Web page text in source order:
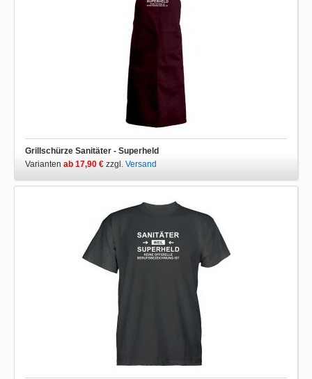
Grillschürze Sanitäter - Superheld
Varianten ab 17,90 € zzgl. Versand